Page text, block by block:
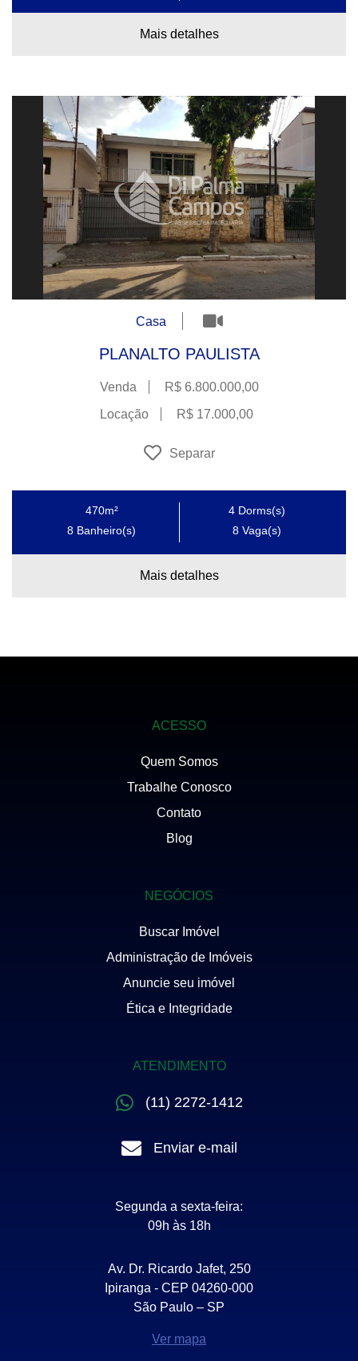
Mais detalhes
Casa
PLANALTO PAULISTA
Venda
R$ 6.800.000,00
Locação
R$ 17.000,00
Separar
470m² 4 Dorms(s)
8 Banheiro(s) 8 Vaga(s)
Mais detalhes
ACESSO
Quem Somos
Trabalhe Conosco
Contato
Blog
NEGÓCIOS
Buscar Imóvel
Administração de Imóveis
Anuncie seu imóvel
Ética e Integridade
ATENDIMENTO
(11) 2272-1412
Enviar e-mail
Segunda a sexta-feira:
09h às 18h
Av. Dr. Ricardo Jafet, 250
Ipiranga - CEP 04260-000
São Paulo – SP
Ver mapa